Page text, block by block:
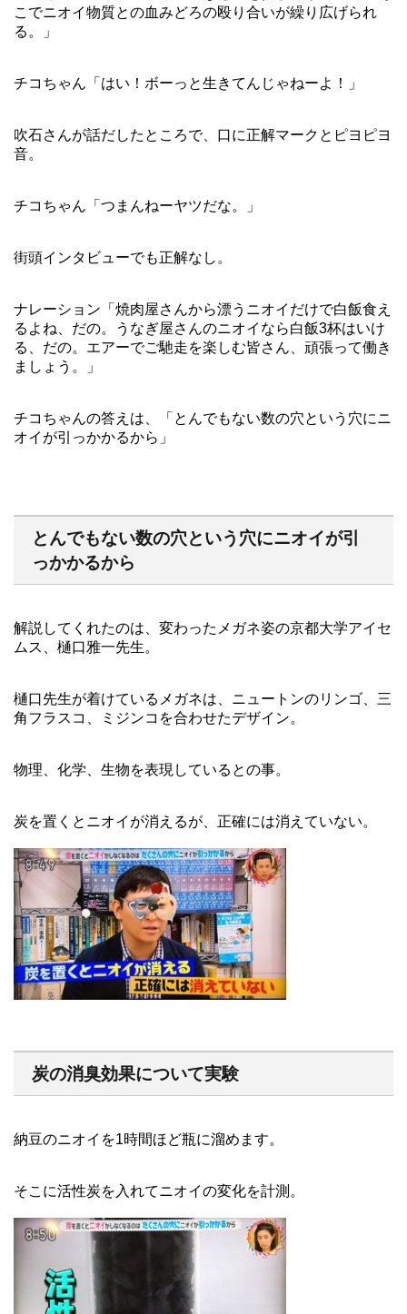
こでニオイ物質との血みどろの殴り合いが繰り広げられ
る。」
チコちゃん「はい！ボーっと生きてんじゃねーよ！」
吹石さんが話だしたところで、口に正解マークとピヨピヨ
音。
チコちゃん「つまんねーヤツだな。」
街頭インタビューでも正解なし。
ナレーション「焼肉屋さんから漂うニオイだけで白飯食え
るよね、だの。うなぎ屋さんのニオイなら白飯3杯はいけ
る、だの。エアーでご馳走を楽しむ皆さん、頑張って働き
ましょう。」
チコちゃんの答えは、「とんでもない数の穴という穴にニ
オイが引っかかるから」
とんでもない数の穴という穴にニオイが引
っかかるから
解説してくれたのは、変わったメガネ姿の京都大学アイセ
ムス、樋口雅一先生。
樋口先生が着けているメガネは、ニュートンのリンゴ、三
角フラスコ、ミジンコを合わせたデザイン。
物理、化学、生物を表現しているとの事。
炭を置くとニオイが消えるが、正確には消えていない。
炭の消臭効果について実験
納豆のニオイを1時間ほど瓶に溜めます。
そこに活性炭を入れてニオイの変化を計測。